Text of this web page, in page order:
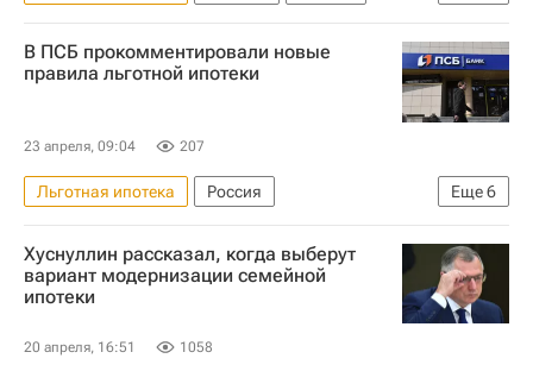
Московская область (Подмосковье)
Объединенное кредитное бюро (ОКБ)
В ПСБ прокомментировали новые
правила льготной ипотеки
23 апреля, 09:04 207
Еще6
Льготная ипотека
Россия
Министерство финансов РФ (Минфин России)
Центральный Банк РФ (ЦБ РФ)
Ипотека
Жилье
Хуснуллин рассказал, когда выберут
вариант модернизации семейной
ипотеки
20 апреля, 16:51 1058